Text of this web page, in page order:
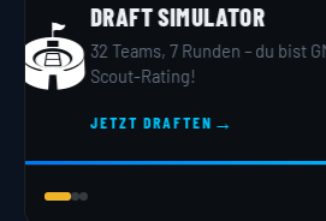
🏟️
DRAFT SIMULATOR
32 Teams, 7 Runden – du
Scout-Rating!
JETZT DRAFTEN